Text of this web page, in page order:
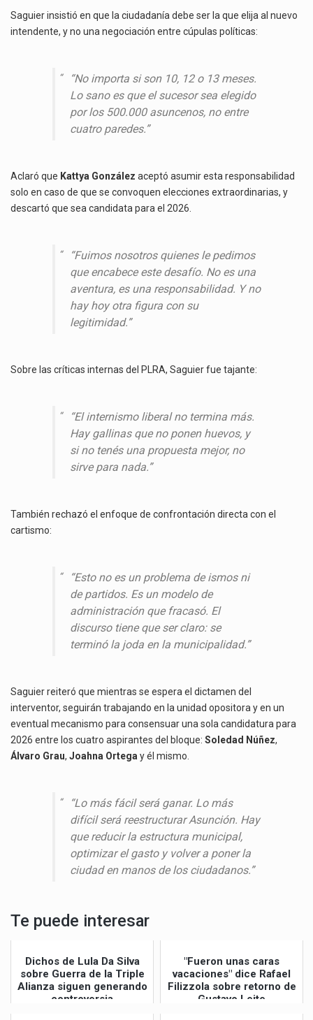
Saguier insistió en que la ciudadanía debe ser la que elija al nuevo
intendente, y no una negociación entre cúpulas políticas:
“No importa si son 10, 12 o 13 meses.
Lo sano es que el sucesor sea elegido
por los 500.000 asuncenos, no entre
cuatro paredes.”
Aclaró que Kattya González aceptó asumir esta responsabilidad
solo en caso de que se convoquen elecciones extraordinarias, y
descartó que sea candidata para el 2026.
“Fuimos nosotros quienes le pedimos
que encabece este desafío. No es una
aventura, es una responsabilidad. Y no
hay hoy otra figura con su
legitimidad.”
Sobre las críticas internas del PLRA, Saguier fue tajante:
“El internismo liberal no termina más.
Hay gallinas que no ponen huevos, y
si no tenés una propuesta mejor, no
sirve para nada.”
También rechazó el enfoque de confrontación directa con el
cartismo:
“Esto no es un problema de ismos ni
de partidos. Es un modelo de
administración que fracasó. El
discurso tiene que ser claro: se
terminó la joda en la municipalidad.”
Saguier reiteró que mientras se espera el dictamen del
interventor, seguirán trabajando en la unidad opositora y en un
eventual mecanismo para consensuar una sola candidatura para
2026 entre los cuatro aspirantes del bloque: Soledad Núñez,
Álvaro Grau, Joahna Ortega y él mismo.
“Lo más fácil será ganar. Lo más
difícil será reestructurar Asunción. Hay
que reducir la estructura municipal,
optimizar el gasto y volver a poner la
ciudad en manos de los ciudadanos.”
Te puede interesar
Dichos de Lula Da Silva
sobre Guerra de la Triple
Alianza siguen generando
controversia
"Fueron unas caras
vacaciones" dice Rafael
Filizzola sobre retorno de
Gustavo Leite